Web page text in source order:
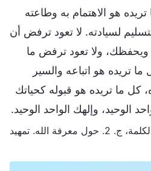
هو الاهتمام به وطاعته
لسيادته. لا تعود ترفض أن
ولا تعود ترفض ما
تريده هو اتباعه والسير
كل ما تريده هو قبوله كحياتك
الوحيد، وإلهك الواحد الوحيد.
ج. 2. حول معرفة الله. تمهيد